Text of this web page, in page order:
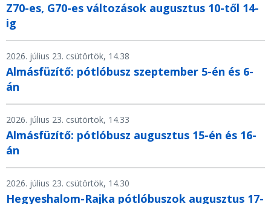
Z70-es, G70-es változások augusztus 10-től 14-
ig
2026. július 23. csütörtök, 14.38
Almásfüzítő: pótlóbusz szeptember 5-én és 6-
án
2026. július 23. csütörtök, 14.33
Almásfüzítő: pótlóbusz augusztus 15-én és 16-
án
2026. július 23. csütörtök, 14.30
Hegyeshalom-Rajka pótlóbuszok augusztus 17-